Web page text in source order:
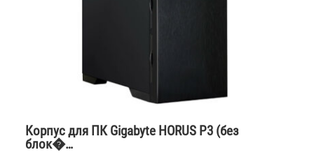
Корпус для ПК Gigabyte HORUS P3 (без
блок�…